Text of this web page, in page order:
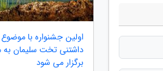
اولین جشنواره با
داشتنی تخت سلیمان به
برگزار می شود